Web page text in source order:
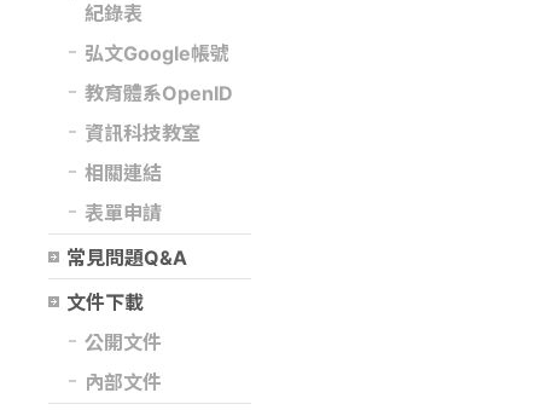
紀錄表
弘文Google帳號
教育體系OpenID
資訊科技教室
相關連結
表單申請
常見問題Q&A
文件下載
公開文件
內部文件